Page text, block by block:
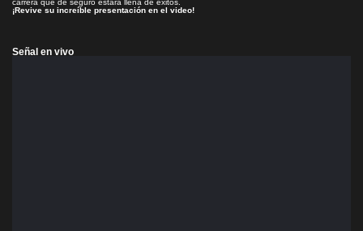
¡Revive su increíble presentación en el video!
Señal en vivo